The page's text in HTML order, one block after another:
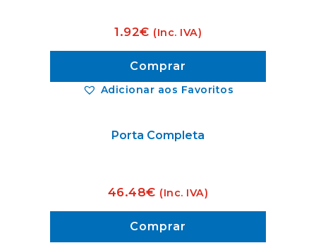
Adicionar aos Favoritos
1.92€ (Inc. IVA)
Comprar
Porta Completa
46.48€ (Inc. IVA)
Comprar